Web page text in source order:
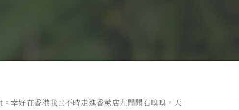
幸好在香港我也不時走進香薰店左聞聞右嗅嗅，天